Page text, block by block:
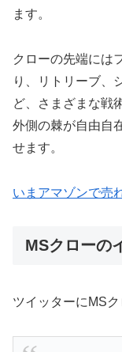
ます。
クローの先端には
り、リトリーブ、
ど、さまざまな戦
外側の棘が自由自
せます。
いまアマゾンで売
MSクローの
ツイッターにMS